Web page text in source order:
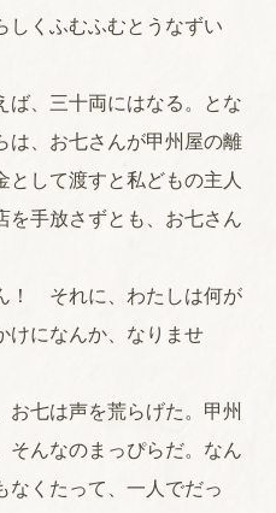
くふむふむとうなずい
ば、三十両にはなる。とな
は、お七さんが甲州屋の離
として渡すと私どもの主人
を手放さずとも、お七さん
！ それに、わたしは何が
けになんか、なりませ
七は声を荒らげた。甲州
そんなのまっぴらだ。なん
なくたって、一人でだっ